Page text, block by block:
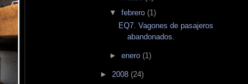
▼ febrero (1)
EQ7. Vagones de pasajeros
abandonados.
► enero (1)
► 2008 (24)